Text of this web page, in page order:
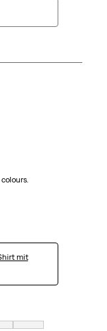
mit
7 gleich Sehr groß ist